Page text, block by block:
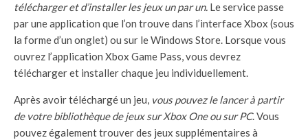
télécharger et d’installer les jeux un par un. Le service passe
par une application que l’on trouve dans l’interface Xbox (sous
la forme d’un onglet) ou sur le Windows Store. Lorsque vous
ouvrez l’application Xbox Game Pass, vous devrez
télécharger et installer chaque jeu individuellement.
Après avoir téléchargé un jeu, vous pouvez le lancer à partir
de votre bibliothèque de jeux sur Xbox One ou sur PC. Vous
pouvez également trouver des jeux supplémentaires à